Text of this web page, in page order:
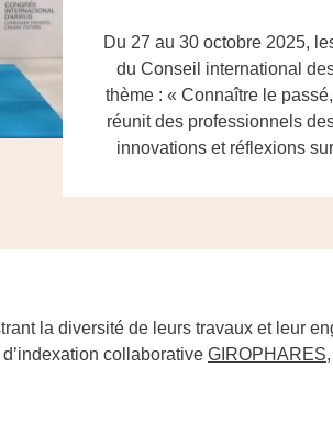
Du 27 au 30 octobre 2025,
du Conseil international
thème : « Connaître le
réunit des professionnels
innovations et réflexions
la diversité de leurs travaux et leur
collaborative GIROPHARES